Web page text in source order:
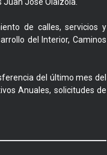
Juan José Olaizola.
de calles, servicios y
del Interior, Caminos
del último mes del
Anuales, solicitudes de